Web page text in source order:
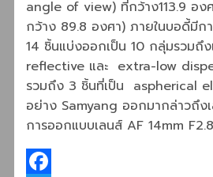
angle of view) ที่กว้าง113.9 อง
กว้าง 89.8 องศา) ภายในบอดี้มีก
14 ชิ้นแบ่งออกเป็น 10 กลุ่มรวม
reflective และ extra-low
รวมถึง 3 ชิ้นที่เป็น aspherical
อย่าง Samyang ออกมากล่าวถึงเ
การออกแบบเลนส์ AF 14mm